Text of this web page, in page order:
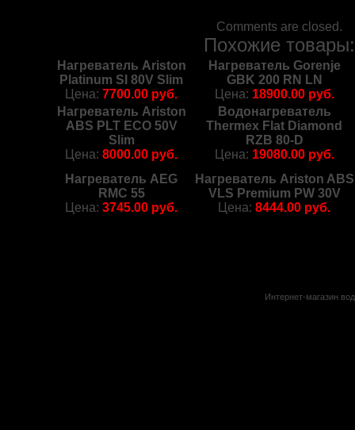
Comments are closed.
Похожие товары:
Нагреватель Ariston
Platinum SI 80V Slim
Цена:7700.00 руб.
Нагреватель Gorenje
GBK 200 RN LN
Цена: 18900.00 руб.
Нагреватель Ariston
ABS PLT ECO 50V
Slim
Цена:8000.00 руб.
Водонагреватель
Thermex Flat Diamond
RZB 80-D
Цена: 19080.00 руб.
Нагреватель AEG
RMC 55
Цена:3745.00 руб.
Нагреватель Ariston ABS
VLS Premium PW 30V
Цена:8444.00 руб.
Интернет-магазин